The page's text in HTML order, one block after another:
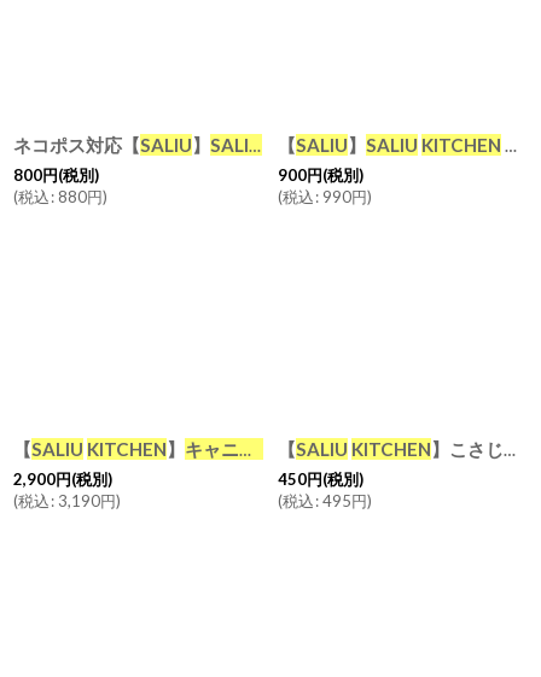
ネコポス対応【SALIU】 SALIU KITCHENこさじ チーク 木製
800円(税別)
(税込: 880円)
【SALIU】 SALIU KITCHEN
900円(税別)
(税込: 990円)
【SALIU KITCHEN】 キャニスター BS08 選べる ２個セット
2,900円(税別)
(税込: 3,190円)
【SALIU KITCHEN】こさじ スプーン メジャースプーン 軽量スプーン 小さじ 小匙 磁器 日本製
450円(税別)
(税込:495円)